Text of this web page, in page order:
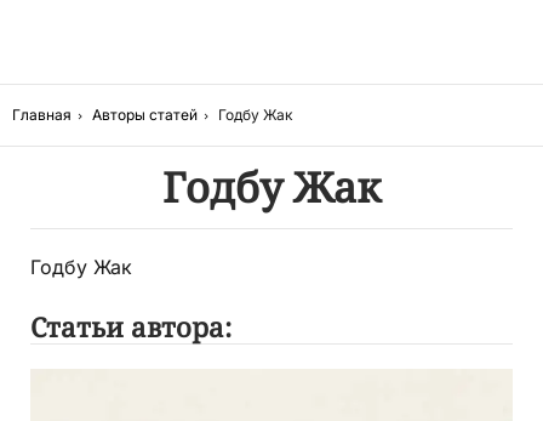
Главная Авторы статей Годбу Жак
Годбу Жак
Годбу Жак
Статьи автора: